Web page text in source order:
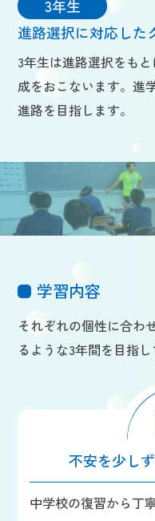
3年生
進路選択に対応した
3年生は進路選択をも
成をおこないます。進
進路を目指します。
学習内容
それぞれの個性に合わ
るような3年間を目指し
不安を少し
中学校の復習から丁